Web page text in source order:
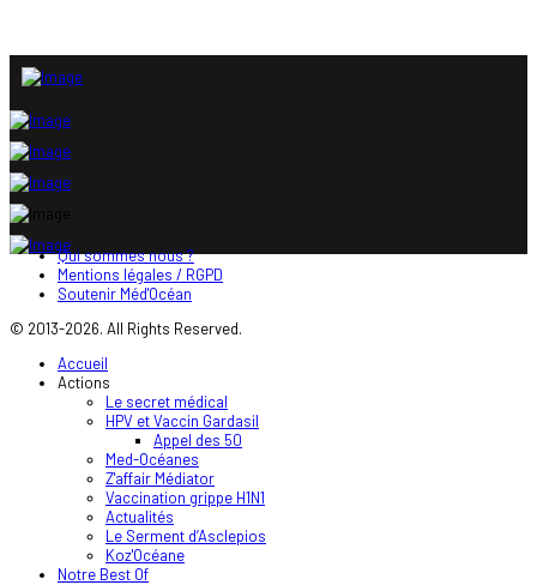
Qui sommes nous ?
Mentions légales / RGPD
Soutenir Méd'Océan
© 2013-2026. All Rights Reserved.
Accueil
Actions
Le secret médical
HPV et Vaccin Gardasil
Appel des 50
Med-Océanes
Z'affair Médiator
Vaccination grippe H1N1
Actualités
Le Serment d’Asclepios
Koz'Océane
Notre Best Of